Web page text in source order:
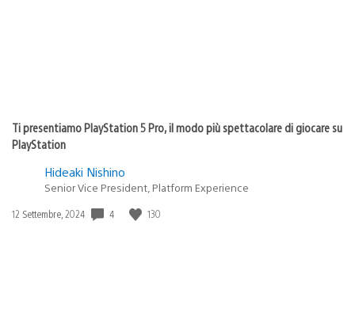
Ti presentiamo PlayStation 5 Pro, il modo più spettacolare di giocare su
PlayStation
Hideaki Nishino
Senior Vice President, Platform Experience
Data
12 Settembre, 2024 4 130